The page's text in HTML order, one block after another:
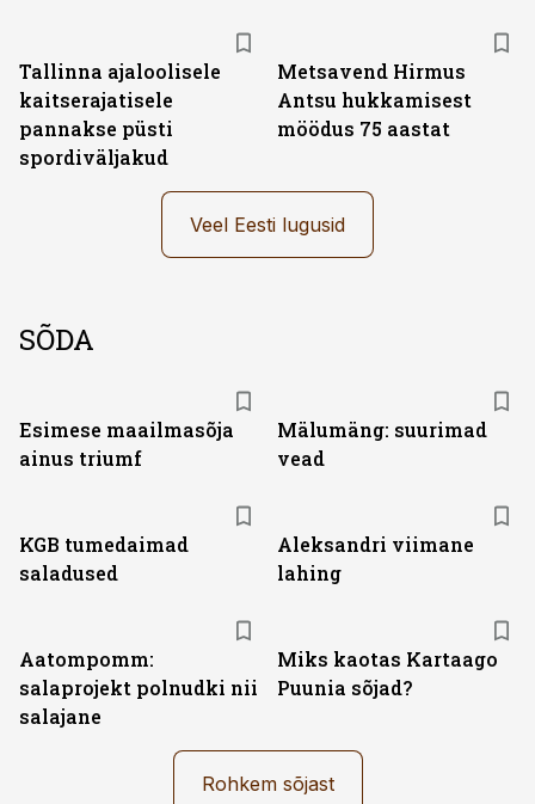
Tallinna ajaloolisele
kaitserajatisele
pannakse püsti
spordiväljakud
Metsavend Hirmus
Antsu hukkamisest
möödus 75 aastat
Veel Eesti lugusid
SÕDA
Esimese maailmasõja
ainus triumf
Mälumäng: suurimad
vead
KGB tumedaimad
saladused
Aleksandri viimane
lahing
Aatompomm:
salaprojekt polnudki nii
salajane
Miks kaotas Kartaago
Puunia sõjad?
Rohkem sõjast